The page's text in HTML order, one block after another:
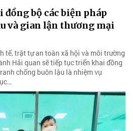
bộ các biện pháp
và gian lận thương mại
tế, trật tự an toàn xã hội và môi trường
Hải quan sẽ tiếp tục triển khai đồng
chống buôn lậu là nhiệm vụ